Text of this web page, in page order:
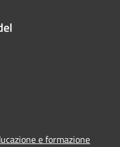
e formazione